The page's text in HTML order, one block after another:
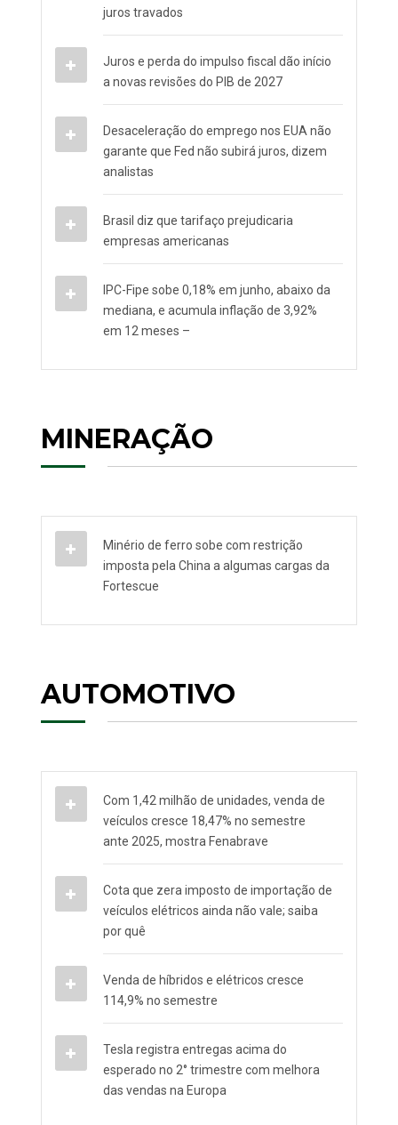
juros travados
Juros e perda do impulso fiscal dão início
a novas revisões do PIB de 2027
Desaceleração do emprego nos EUA não
garante que Fed não subirá juros, dizem
analistas
Brasil diz que tarifaço prejudicaria
empresas americanas
IPC-Fipe sobe 0,18% em junho, abaixo da
mediana, e acumula inflação de 3,92%
em 12 meses –
MINERAÇÃO
Minério de ferro sobe com restrição
imposta pela China a algumas cargas da
Fortescue
AUTOMOTIVO
Com 1,42 milhão de unidades, venda de
veículos cresce 18,47% no semestre
ante 2025, mostra Fenabrave
Cota que zera imposto de importação de
veículos elétricos ainda não vale; saiba
por quê
Venda de híbridos e elétricos cresce
114,9% no semestre
Tesla registra entregas acima do
esperado no 2° trimestre com melhora
das vendas na Europa